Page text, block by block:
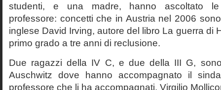
studenti, e una madre, hanno ascoltato le
professore: concetti che in Austria nel 2006
inglese David Irving, autore del libro La guerra di
primo grado a tre anni di reclusione.
Due ragazzi della IV C, e due della III G,
Auschwitz dove hanno accompagnato il
professore che li ha accompagnati, Virgilio